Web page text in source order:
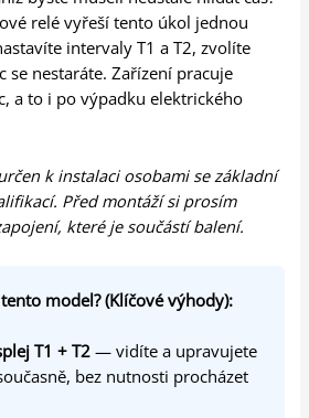
relé vyřeší tento úkol jednou
intervaly T1 a T2, zvolíte
se nestaráte. Zařízení pracuje
a to i po výpadku elektrického
k instalaci osobami se základní
Před montáží si prosím
které je součástí balení.
model? (Klíčové výhody):
T1 + T2 — vidíte a upravujete
bez nutnosti procházet